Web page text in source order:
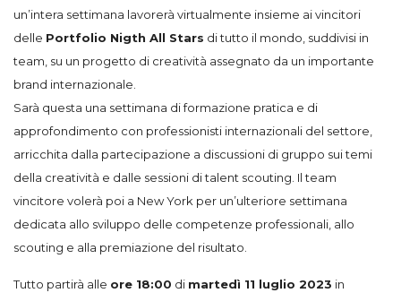
un’intera settimana lavorerà virtualmente insieme ai vincitori
delle Portfolio Nigth All Stars di tutto il mondo, suddivisi in
team, su un progetto di creatività assegnato da un importante
brand internazionale.
Sarà questa una settimana di formazione pratica e di
approfondimento con professionisti internazionali del settore,
arricchita dalla partecipazione a discussioni di gruppo sui temi
della creatività e dalle sessioni di talent scouting. Il team
vincitore volerà poi a New York per un’ulteriore settimana
dedicata allo sviluppo delle competenze professionali, allo
scouting e alla premiazione del risultato.
Tutto partirà alle ore 18:00 di martedì 11 luglio 2023 in